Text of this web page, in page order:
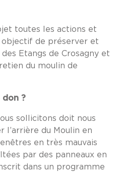
toutes les actions et
objectif de préserver et
Etangs de Crosagny et
du moulin de
don ?
sollicitons doit nous
du Moulin en
en très mauvais
par des panneaux en
dans un programme